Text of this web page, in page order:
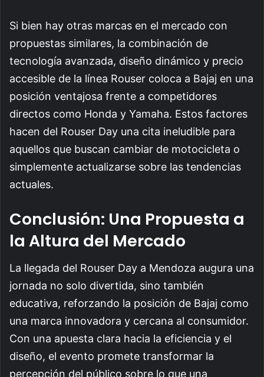
Si bien hay otras marcas en el mercado con
propuestas similares, la combinación de
tecnología avanzada, diseño dinámico y precio
accesible de la línea Rouser coloca a Bajaj en una
posición ventajosa frente a competidores
directos como Honda y Yamaha. Estos factores
hacen del Rouser Day una cita ineludible para
aquellos que buscan cambiar de motocicleta o
simplemente actualizarse sobre las tendencias
actuales.
Conclusión: Una Propuesta a
la Altura del Mercado
La llegada del Rouser Day a Mendoza augura una
jornada no solo divertida, sino también
educativa, reforzando la posición de Bajaj como
una marca innovadora y cercana al consumidor.
Con una apuesta clara hacia la eficiencia y el
diseño, el evento promete transformar la
percepción del público sobre lo que una